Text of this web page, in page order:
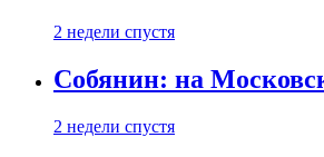
2 недели спустя
Собянин: на
2 недели спустя